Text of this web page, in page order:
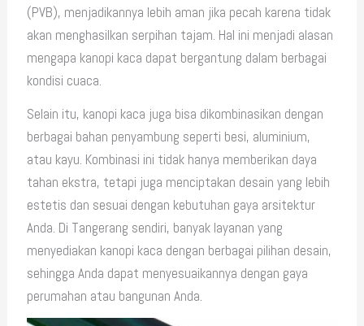
(PVB), menjadikannya lebih aman jika pecah karena tidak
akan menghasilkan serpihan tajam. Hal ini menjadi alasan
mengapa kanopi kaca dapat bergantung dalam berbagai
kondisi cuaca.
Selain itu, kanopi kaca juga bisa dikombinasikan dengan
berbagai bahan penyambung seperti besi, aluminium,
atau kayu. Kombinasi ini tidak hanya memberikan daya
tahan ekstra, tetapi juga menciptakan desain yang lebih
estetis dan sesuai dengan kebutuhan gaya arsitektur
Anda. Di Tangerang sendiri, banyak layanan yang
menyediakan kanopi kaca dengan berbagai pilihan desain,
sehingga Anda dapat menyesuaikannya dengan gaya
perumahan atau bangunan Anda.